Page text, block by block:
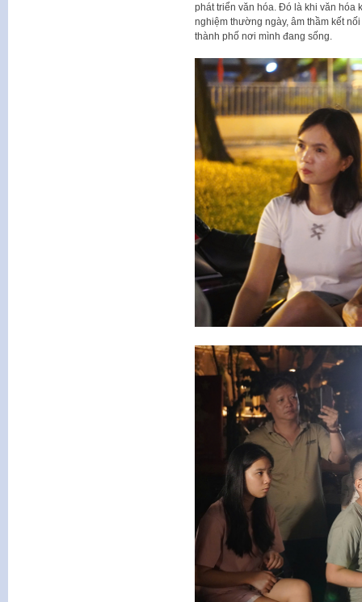
phát triển văn hóa. Đó là khi văn hóa
nghiệm thường ngày, âm thầm kết
thành phố nơi mình đang sống.